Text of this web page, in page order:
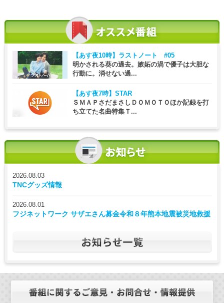
【あす夜10時】 ラストノート #05
明かされる葵の過去。嫉妬の渦で優子は大胆な
行動に。消せない過...
【あす夜7時】 STAR
ＳＭＡＰさだまさしＤＯＭＯＴＯほか記録を打
ち立てた名曲特集Ｔ...
2026.08.03
TNCグッズ情報
2026.08.01
フジネットワーク サザエさん募金令和８年熊本地震被災地救援